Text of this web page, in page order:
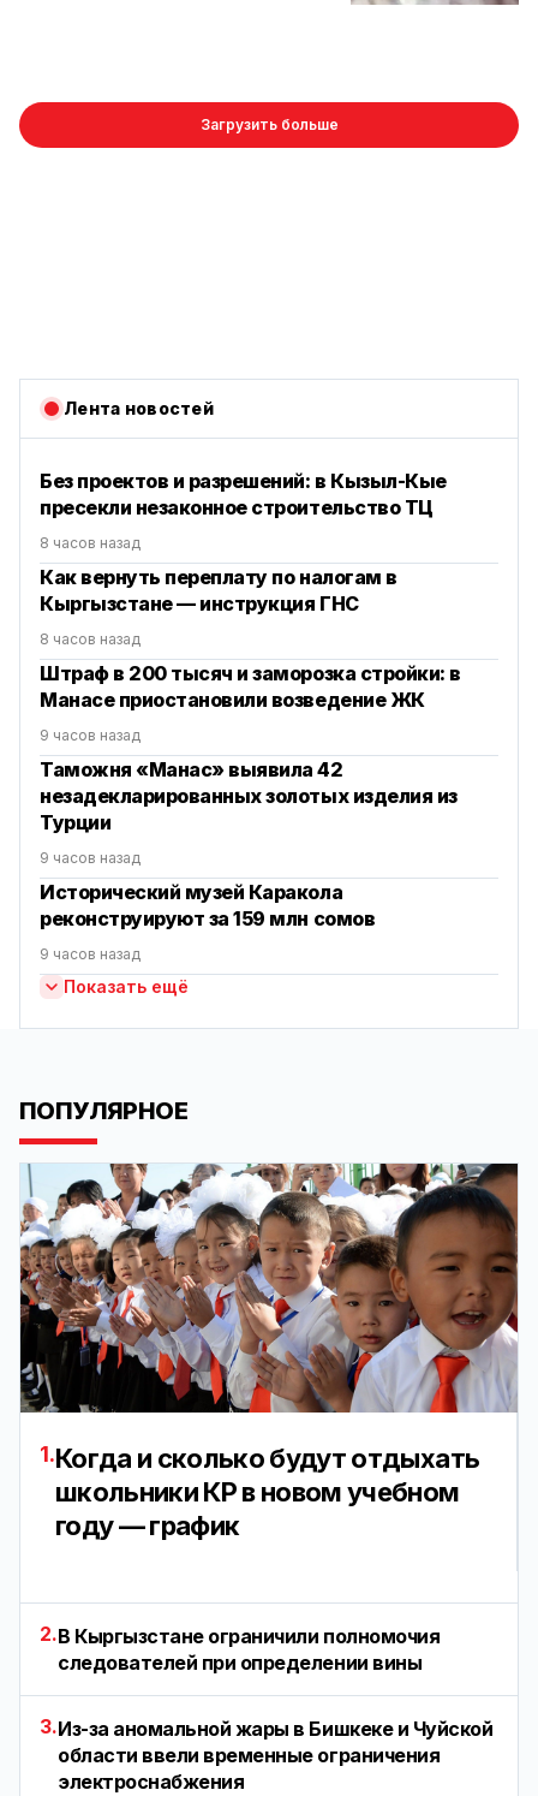
Загрузить больше
Лента новостей
Без проектов и разрешений: в Кызыл-Кые
пресекли незаконное строительство ТЦ
8 часов назад
Как вернуть переплату по налогам в
Кыргызстане — инструкция ГНС
8 часов назад
Штраф в 200 тысяч и заморозка стройки: в
Манасе приостановили возведение ЖК
9 часов назад
Таможня «Манас» выявила 42
незадекларированных золотых изделия из
Турции
9 часов назад
Исторический музей Каракола
реконструируют за 159 млн сомов
9 часов назад
Показать ещё
ПОПУЛЯРНОЕ
1.Когда и сколько будут отдыхать
школьники КР в новом учебном
году — график
2.В Кыргызстане ограничили полномочия
следователей при определении вины
3.Из-за аномальной жары в Бишкеке и Чуйской
области ввели временные ограничения
электроснабжения